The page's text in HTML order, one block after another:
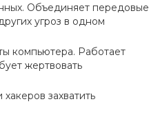
Объединяет передовые
угроз в одном
компьютера. Работает
жертвовать
захватить